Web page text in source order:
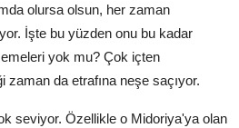
olursa olsun, her zaman
İşte bu yüzden onu bu kadar
yok mu? Çok içten
da etrafına neşe saçıyor.
seviyor. Özellikle o Midoriya'ya olan